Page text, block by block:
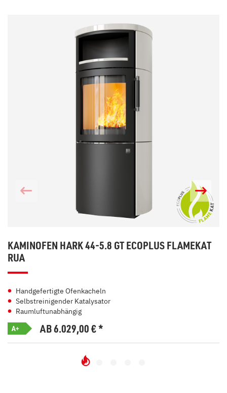
KAMINOFEN HARK 44-5.8 GT ECOPLUS FLAMEKAT
RUA
Handgefertigte Ofenkacheln
Selbstreinigender Katalysator
Raumluftunabhängig
A+ AB 6.029,00€*